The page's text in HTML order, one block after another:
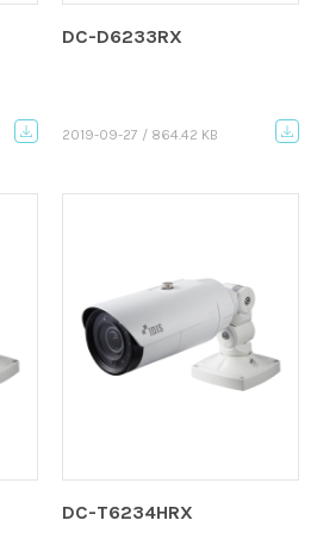
DC-D6233RX
2019-09-27 / 864.42 KB
DC-T6234HRX